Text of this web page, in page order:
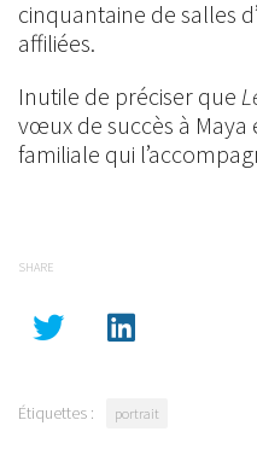
cinquantaine de salles
affiliées.
Inutile de préciser que
vœux de succès à
familiale qui
SHARE
Étiquettes : portrait